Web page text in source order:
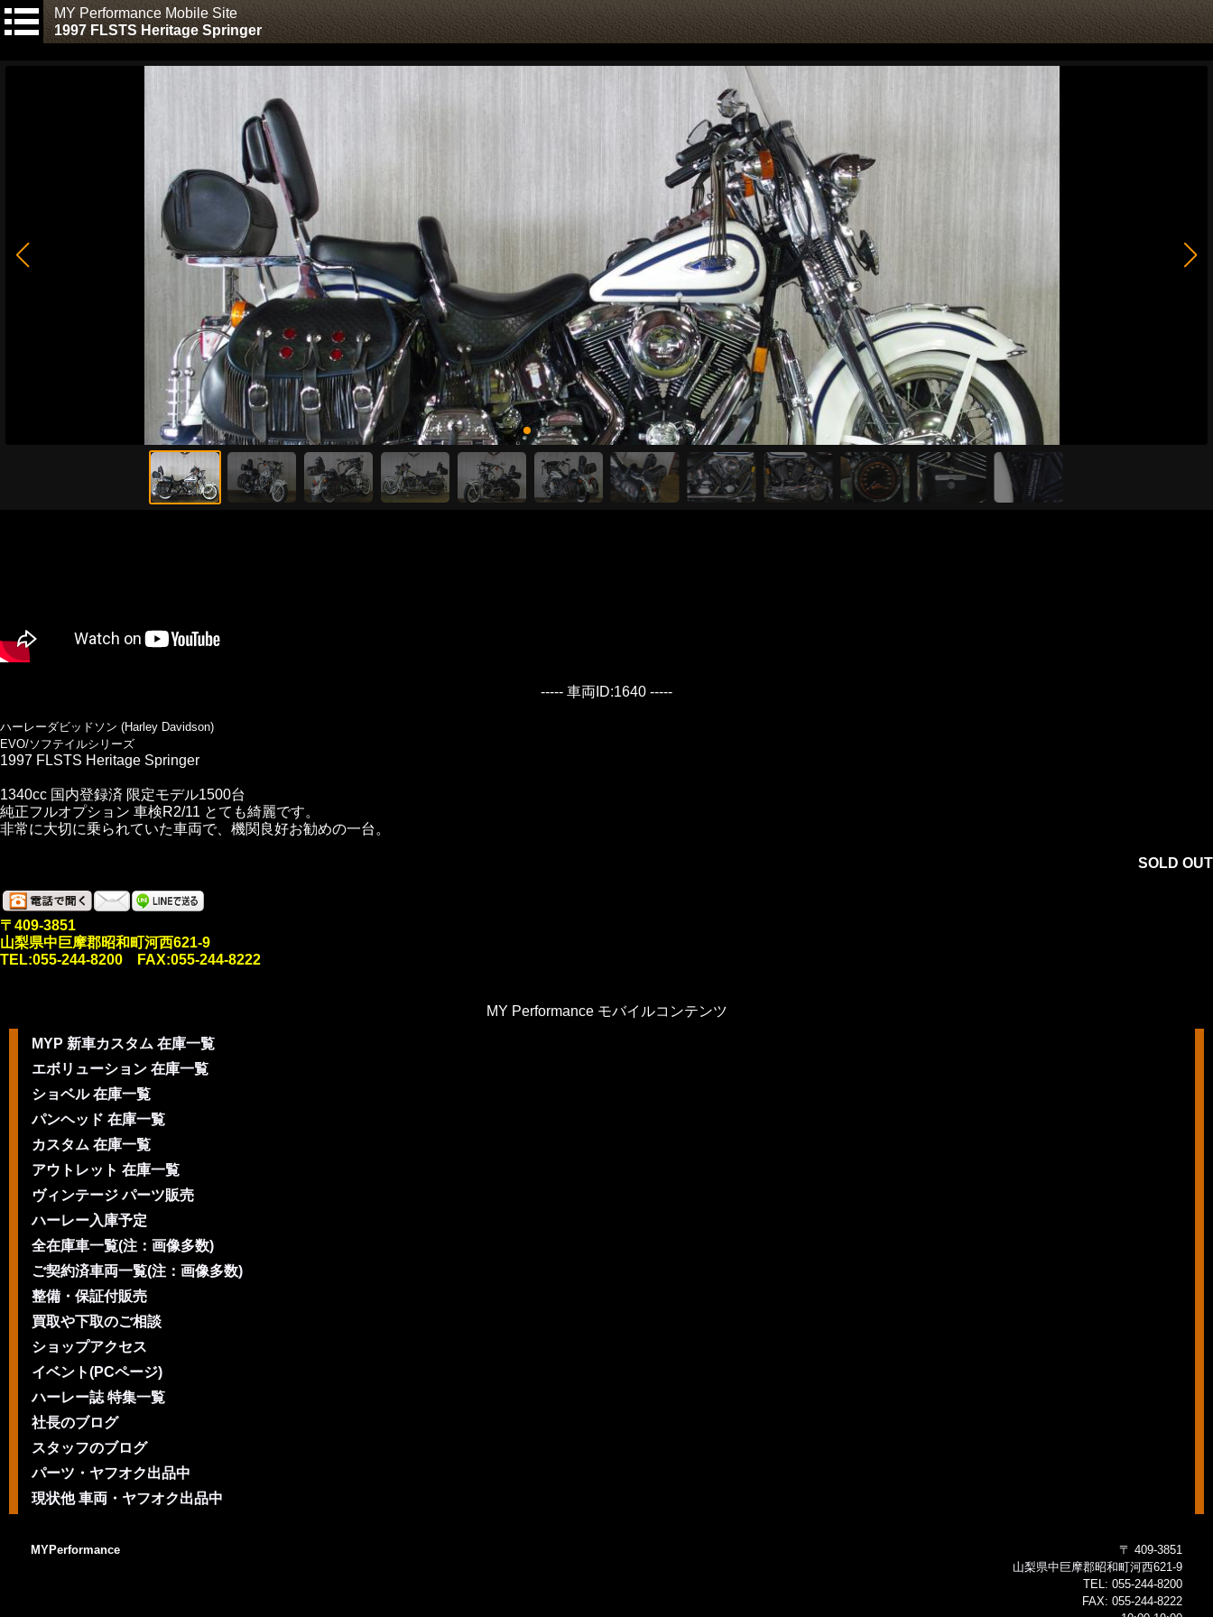
MY Performance Mobile Site
1997 FLSTS Heritage Springer
----- 車両ID:1640 -----
ハーレーダビッドソン (Harley Davidson)
EVO/ソフテイルシリーズ
1997 FLSTS Heritage Springer
1340cc 国内登録済 限定モデル1500台
純正フルオプション 車検R2/11 とても綺麗です。
非常に大切に乗られていた車両で、機関良好お勧めの一台。
SOLD OUT
〒409-3851
山梨県中巨摩郡昭和町河西621-9
TEL:055-244-8200 FAX:055-244-8222
MY Performance モバイルコンテンツ
MYP 新車カスタム 在庫一覧
エボリューション 在庫一覧
ショベル 在庫一覧
パンヘッド 在庫一覧
カスタム 在庫一覧
アウトレット 在庫一覧
ヴィンテージ パーツ販売
ハーレー入庫予定
全在庫車一覧(注：画像多数)
ご契約済車両一覧(注：画像多数)
整備・保証付販売
買取や下取のご相談
ショップアクセス
イベント(PCページ)
ハーレー誌 特集一覧
社長のブログ
スタッフのブログ
パーツ・ヤフオク出品中
現状他 車両・ヤフオク出品中
MYPerformance
〒 409-3851
山梨県中巨摩郡昭和町河西621-9
TEL: 055-244-8200
FAX: 055-244-8222